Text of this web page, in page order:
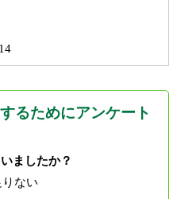
るためにアンケート
ましたか？
ない